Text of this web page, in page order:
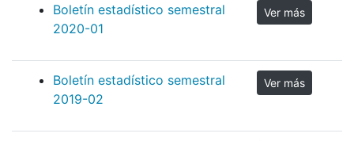
Boletín estadístico semestral
2020-01
Ver más
Boletín estadístico semestral
2019-02
Ver más